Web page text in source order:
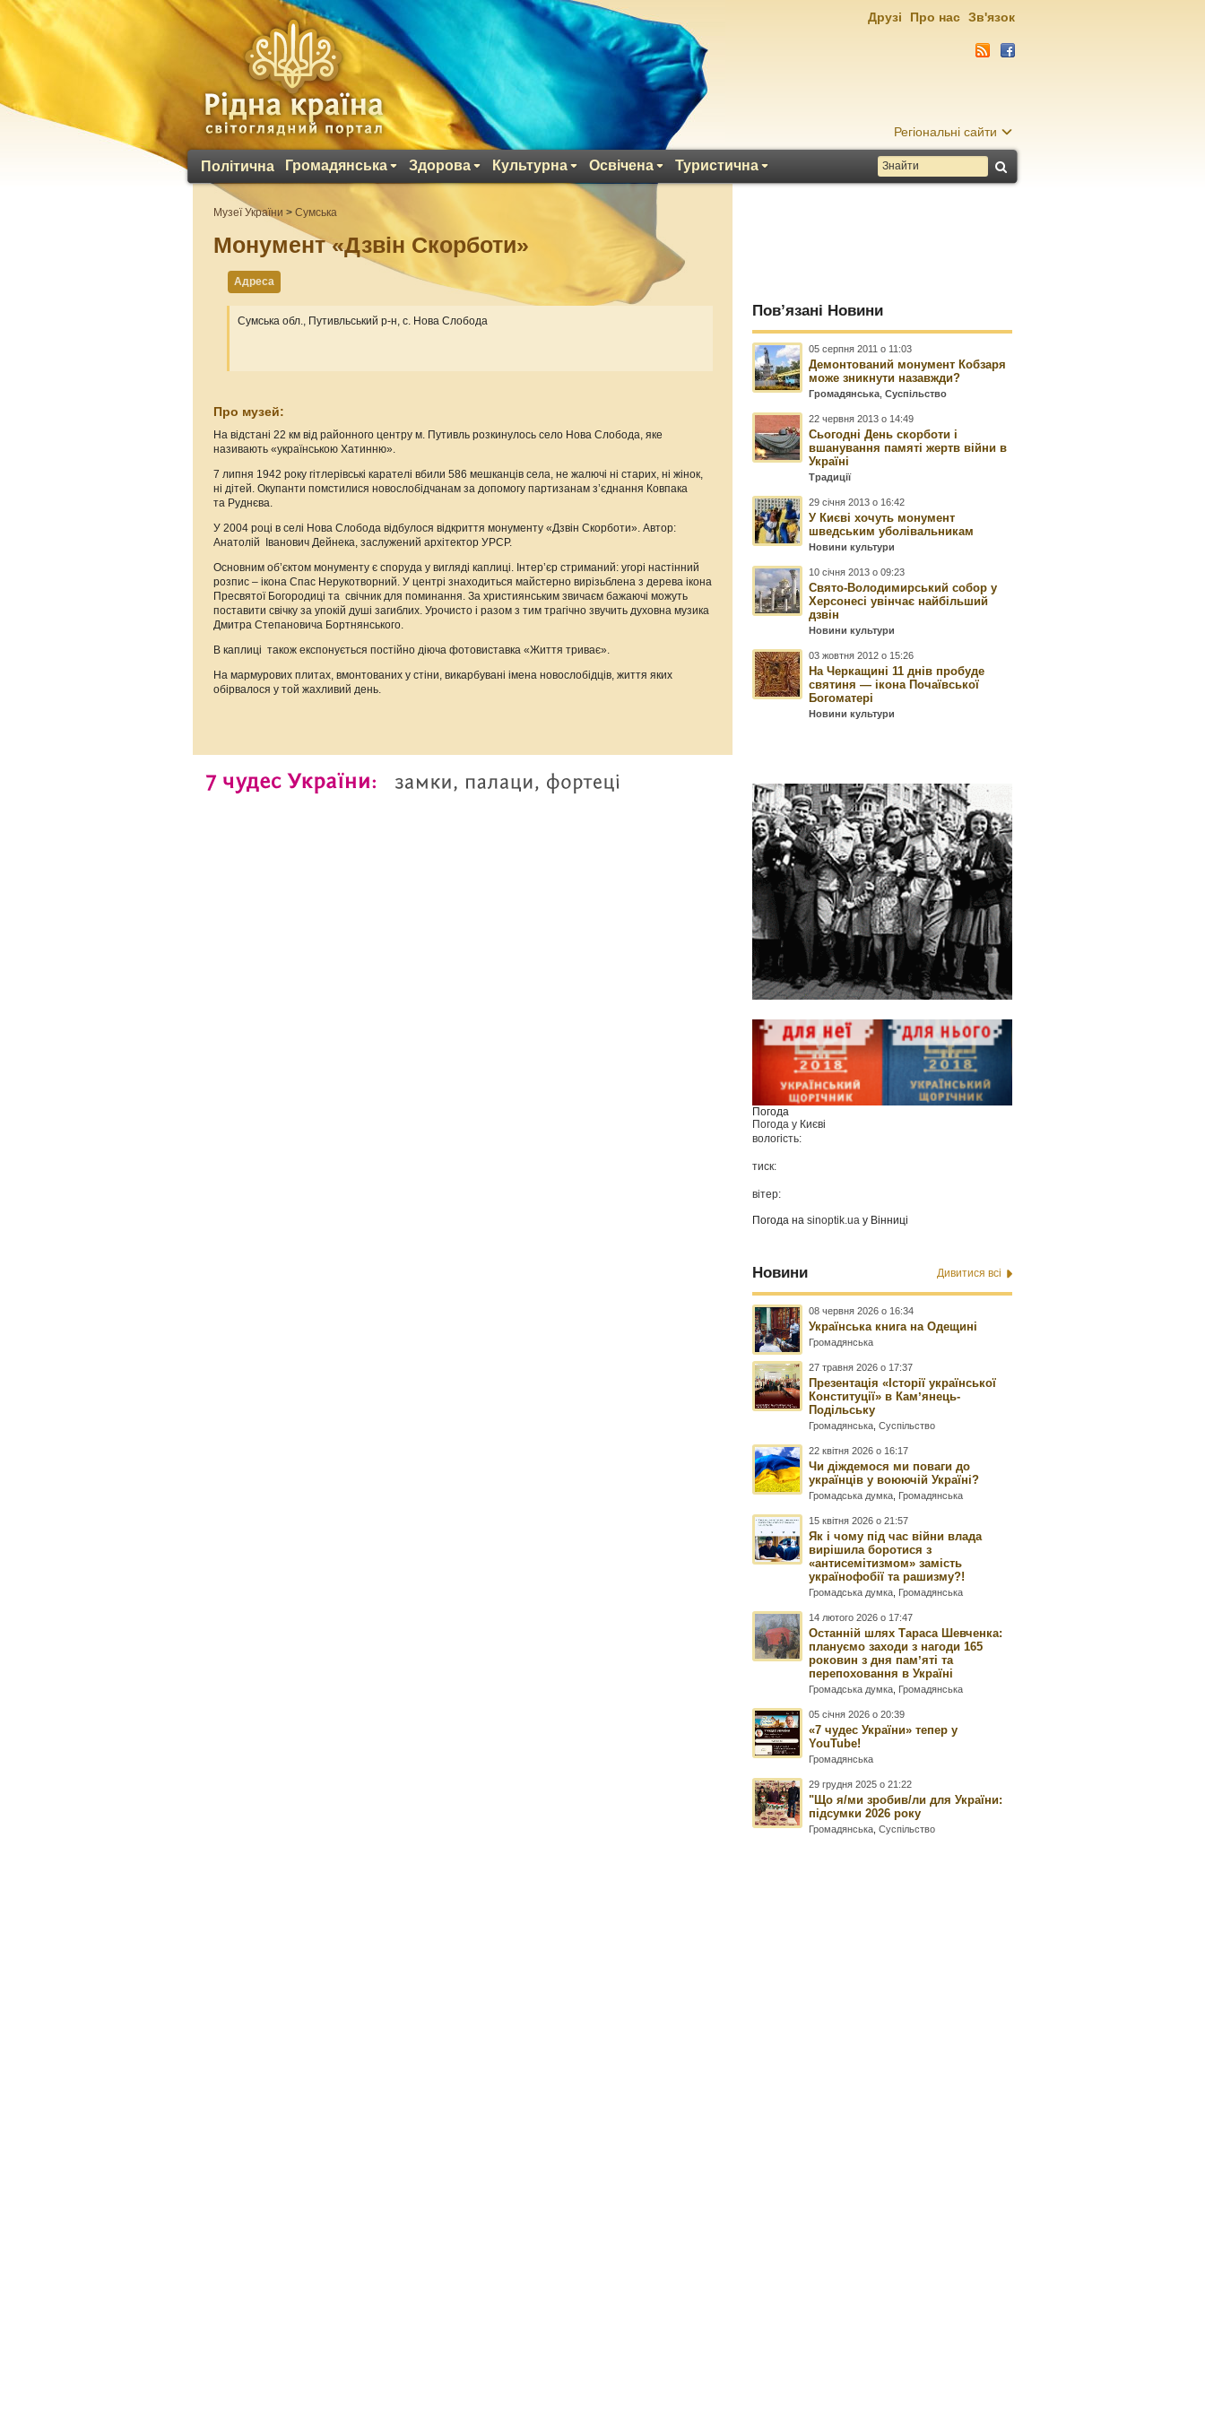
Регіональні сайти
Політична Громадянська Здорова Культурна Освічена Туристична
Друзі Про нас Зв'язок
Музеї України >Сумська
Монумент «Дзвін Скорботи»
Адреса
Сумська обл., Путивльський р-н, с. Нова Слобода
Про музей:
На відстані 22 км від районного центру м. Путивль розкинулось село Нова Слобода, яке
називають «українською Хатинню».
7 липня 1942 року гітлерівські карателі вбили 586 мешканців села, не жалючі ні старих, ні жінок,
ні дітей. Окупанти помстилися новослобідчанам за допомогу партизанам з’єднання Ковпака
та Руднєва.
У 2004 році в селі Нова Слобода відбулося відкриття монументу «Дзвін Скорботи».Автор:
Анатолій Іванович Дейнека, заслужений архітектор УРСР.
Основним об’єктом монументу є споруда у вигляді каплиці. Інтер’єр стриманий: угорі настінний
розпис – ікона Спас Нерукотворний. У центрі знаходиться майстерно вирізьблена з дерева ікона
Пресвятої Богородиці та свічник для поминання. За християнським звичаєм бажаючі можуть
поставити свічку за упокій душі загиблих. Урочисто і разом з тим трагічно звучить духовна музика
Дмитра Степановича Бортнянського.
В каплиці також експонується постійно діюча фотовиставка «Життя триває».
На мармурових плитах, вмонтованих у стіни, викарбувані імена новослобідців, життя яких
обірвалося у той жахливий день.
Пов’язані Новини
05 серпня 2011 о 11:03
Демонтований монумент Кобзаря
може зникнути назавжди?
Громадянська ,Суспільство
22 червня 2013 о 14:49
Сьогодні День скорботи і
вшанування памяті жертв війни в
Україні
Традиції
29 січня 2013 о 16:42
У Києві хочуть монумент
шведським уболівальникам
Новини культури
10 січня 2013 о 09:23
Свято-Володимирський собор у
Херсонесі увінчає найбільший
дзвін
Новини культури
03 жовтня 2012 о 15:26
На Черкащині 11 днів пробуде
святиня — ікона Почаївської
Богоматері
Новини культури
Погода
Погода у Києві
вологість:
тиск:
вітер:
Погода наsinoptik.ua у Вінниці
Новини Дивитися всі
08 червня 2026 о 16:34
Українська книга на Одещині
Громадянська
27 травня 2026 о 17:37
Презентація «Історії української
Конституції» в Камʼянець-
Подільську
Громадянська ,Суспільство
22 квітня 2026 о 16:17
Чи діждемося ми поваги до
українців у воюючій Україні?
Громадська думка Громадянська
15 квітня 2026 о 21:57
Як і чому під час війни влада
вирішила боротися з
«антисемітизмом» замість
українофобії та рашизму?!
Громадська думка Громадянська
14 лютого 2026 о 17:47
Останній шлях Тараса Шевченка:
плануємо заходи з нагоди 165
роковин з дня памʼяті та
перепоховання в Україні
Громадська думка Громадянська
05 січня 2026 о 20:39
«7 чудес України» тепер у
YouTube!
Громадянська
29 грудня 2025 о 21:22
"Що я/ми зробив/ли для України:
підсумки 2026 року
Громадянська ,Суспільство